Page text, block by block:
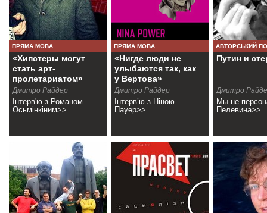
ПРЯМА МОВА
«Хипстеры могут
стать арт-
пролетариатом»
(+видео)
Дмитро Райдер
Інтерв'ю з Романом
Осьмінкіним>>
ПРЯМА МОВА
«Нигде люди не
улыбаются так, как
у Вертова»
Дмитро Райдер
Інтерв’ю з Ніною
Пауер>>
АВТОРСЬКИЙ
Путин и
Дмитро
Мы не
Пелевина>>